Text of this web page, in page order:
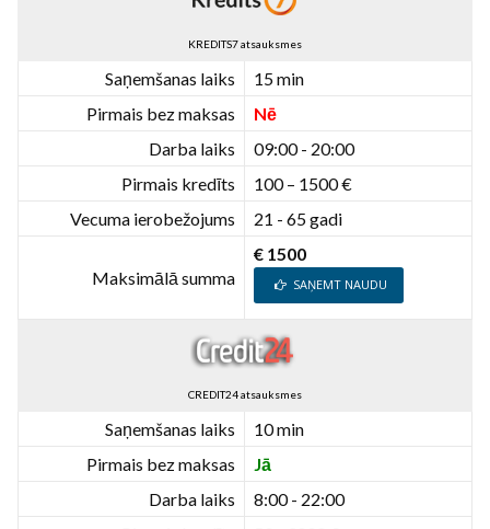
KREDITS7 atsauksmes
Saņemšanas laiks
15 min
Pirmais bez maksas
Nē
Darba laiks
09:00 - 20:00
Pirmais kredīts
100 – 1500 €
Vecuma ierobežojums
21 - 65 gadi
Maksimālā summa
€ 1500
SAŅEMT NAUDU
CREDIT24 atsauksmes
Saņemšanas laiks
10 min
Pirmais bez maksas
Jā
Darba laiks
8:00 - 22:00